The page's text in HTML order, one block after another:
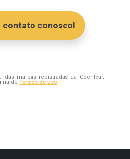
contato conosco!
das marcas registradas da Cochlear,
de Termos de Uso.